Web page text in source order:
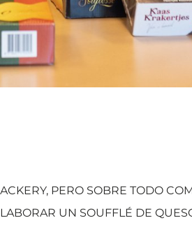
PERO SOBRE TODO
UN SOUFFLÉ DE